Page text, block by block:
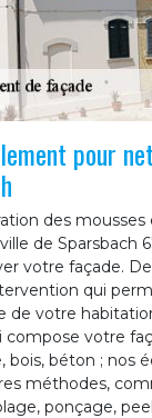
pour
des mousses
de Sparsbach
votre façade.
qui
de votre
votre
bois, béton ; nos
méthodes,
ponçage,